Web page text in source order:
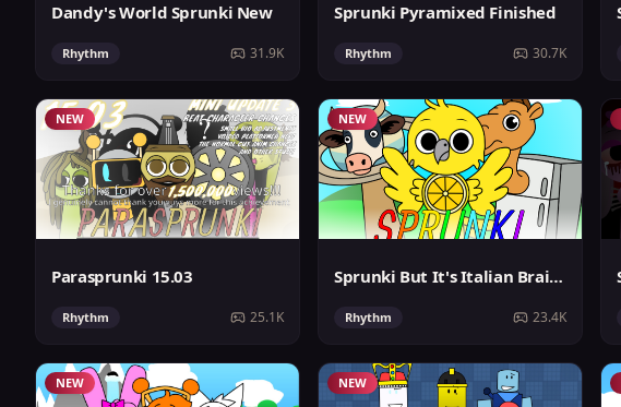
Dandy's World Sprunki New
Rhythm 31.9K
Sprunki Pyramixed Finished
Rhythm 30.7K
NEW
Parasprunki 15.03
Rhythm 25.1K
NEW
Sprunki But It's Italian Brainrot
Rhythm 23.4K
NEW NEW